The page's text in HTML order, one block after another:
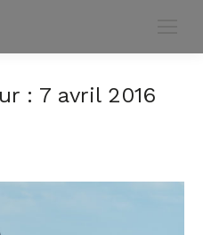
: 7 avril 2016